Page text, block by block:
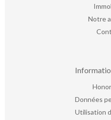
Notre
Données
Utilisation